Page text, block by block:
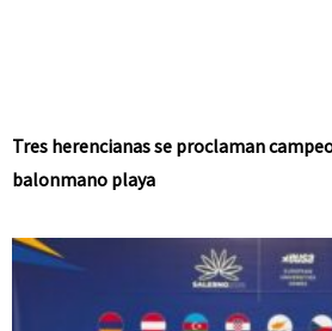
Tres herencianas se proclaman
balonmano playa